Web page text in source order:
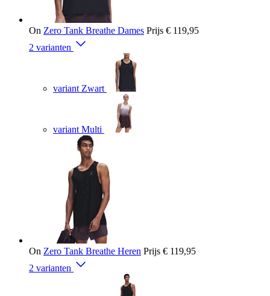
On Zero Tank Breathe Dames Prijs € 119,95
2 varianten
variant Zwart
variant Multi
On Zero Tank Breathe Heren Prijs € 119,95
2 varianten